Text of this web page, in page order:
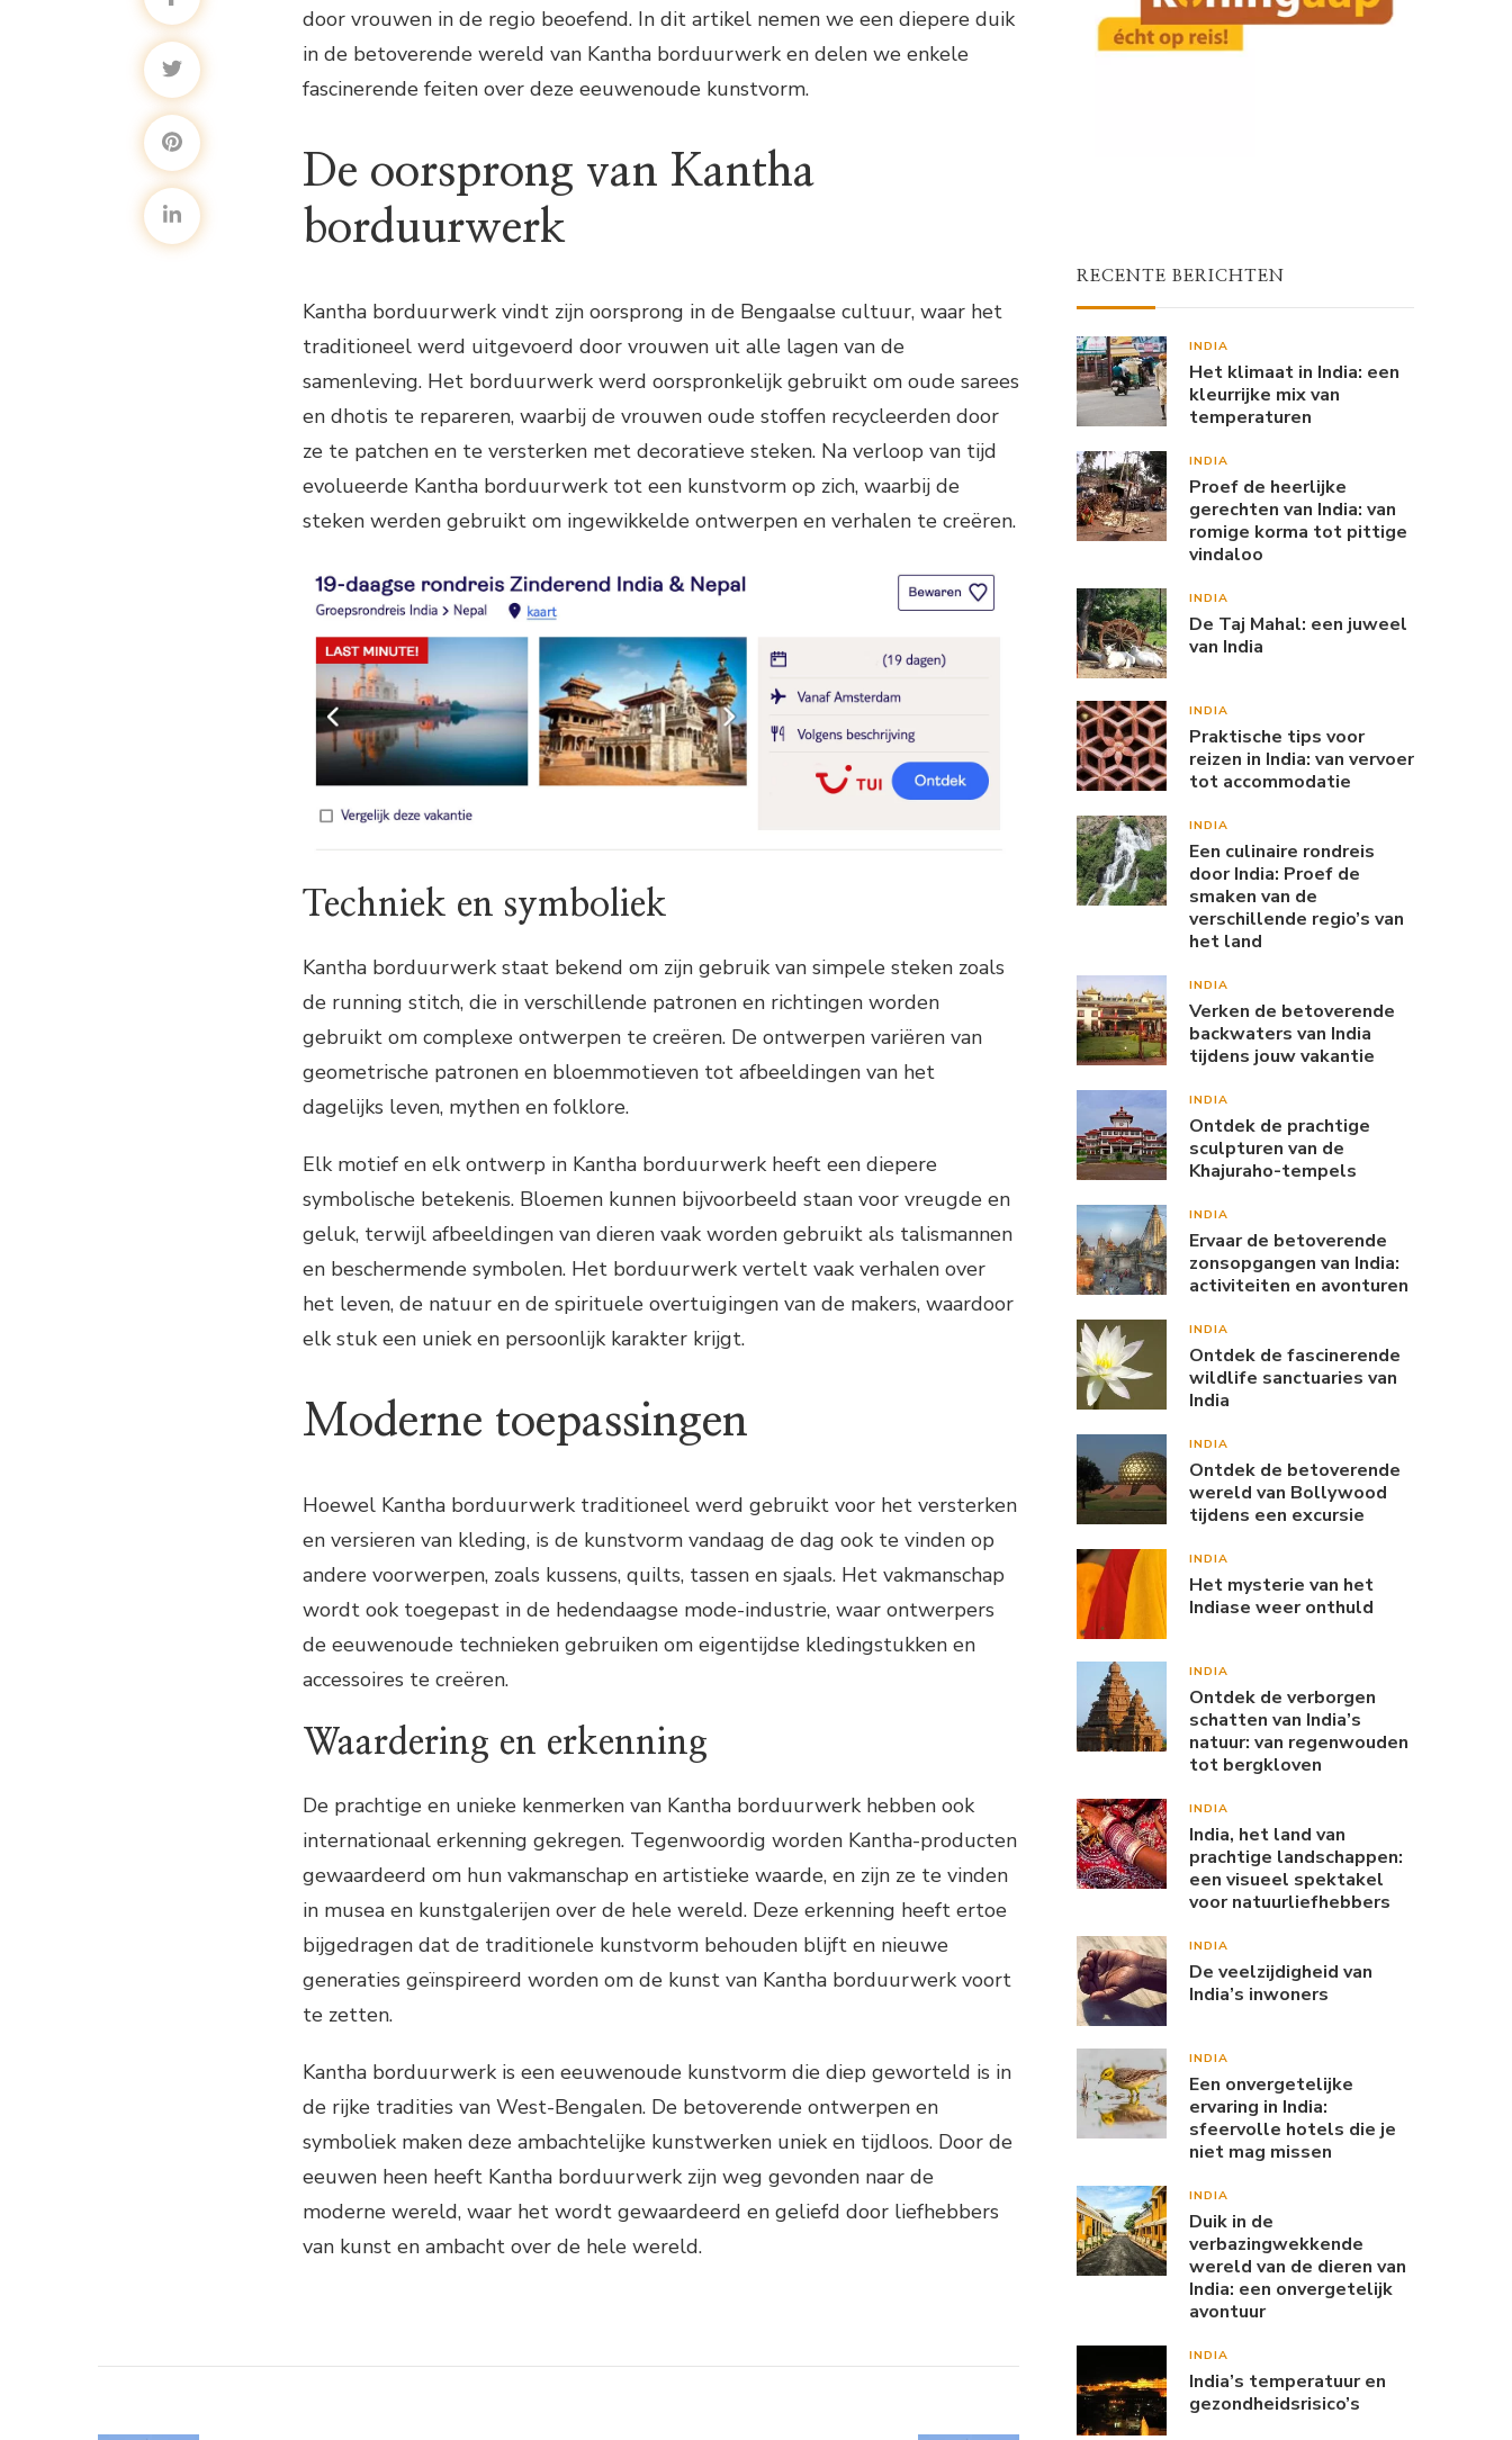
door vrouwen in de regio beoefend. In dit artikel nemen we een diepere duik
in de betoverende wereld van Kantha borduurwerk en delen we enkele
fascinerende feiten over deze eeuwenoude kunstvorm.
De oorsprong van Kantha
borduurwerk
Kantha borduurwerk vindt zijn oorsprong in de Bengaalse cultuur, waar het
traditioneel werd uitgevoerd door vrouwen uit alle lagen van de
samenleving. Het borduurwerk werd oorspronkelijk gebruikt om oude sarees
en dhotis te repareren, waarbij de vrouwen oude stoffen recycleerden door
ze te patchen en te versterken met decoratieve steken. Na verloop van tijd
evolueerde Kantha borduurwerk tot een kunstvorm op zich, waarbij de
steken werden gebruikt om ingewikkelde ontwerpen en verhalen te creëren.
Techniek en symboliek
Kantha borduurwerk staat bekend om zijn gebruik van simpele steken zoals
de running stitch, die in verschillende patronen en richtingen worden
gebruikt om complexe ontwerpen te creëren. De ontwerpen variëren van
geometrische patronen en bloemmotieven tot afbeeldingen van het
dagelijks leven, mythen en folklore.
Elk motief en elk ontwerp in Kantha borduurwerk heeft een diepere
symbolische betekenis. Bloemen kunnen bijvoorbeeld staan voor vreugde en
geluk, terwijl afbeeldingen van dieren vaak worden gebruikt als talismannen
en beschermende symbolen. Het borduurwerk vertelt vaak verhalen over
het leven, de natuur en de spirituele overtuigingen van de makers, waardoor
elk stuk een uniek en persoonlijk karakter krijgt.
Moderne toepassingen
Hoewel Kantha borduurwerk traditioneel werd gebruikt voor het versterken
en versieren van kleding, is de kunstvorm vandaag de dag ook te vinden op
andere voorwerpen, zoals kussens, quilts, tassen en sjaals. Het vakmanschap
wordt ook toegepast in de hedendaagse mode-industrie, waar ontwerpers
de eeuwenoude technieken gebruiken om eigentijdse kledingstukken en
accessoires te creëren.
Waardering en erkenning
De prachtige en unieke kenmerken van Kantha borduurwerk hebben ook
internationaal erkenning gekregen. Tegenwoordig worden Kantha-producten
gewaardeerd om hun vakmanschap en artistieke waarde, en zijn ze te vinden
in musea en kunstgalerijen over de hele wereld. Deze erkenning heeft ertoe
bijgedragen dat de traditionele kunstvorm behouden blijft en nieuwe
generaties geïnspireerd worden om de kunst van Kantha borduurwerk voort
te zetten.
Kantha borduurwerk is een eeuwenoude kunstvorm die diep geworteld is in
de rijke tradities van West-Bengalen. De betoverende ontwerpen en
symboliek maken deze ambachtelijke kunstwerken uniek en tijdloos. Door de
eeuwen heen heeft Kantha borduurwerk zijn weg gevonden naar de
moderne wereld, waar het wordt gewaardeerd en geliefd door liefhebbers
van kunst en ambacht over de hele wereld.
RECENTE BERICHTEN
INDIA
Het klimaat in India: een
kleurrijke mix van
temperaturen
INDIA
Proef de heerlijke
gerechten van India: van
romige korma tot pittige
vindaloo
INDIA
De Taj Mahal: een juweel
van India
INDIA
Praktische tips voor
reizen in India: van vervoer
tot accommodatie
INDIA
Een culinaire rondreis
door India: Proef de
smaken van de
verschillende regio’s van
het land
INDIA
Verken de betoverende
backwaters van India
tijdens jouw vakantie
INDIA
Ontdek de prachtige
sculpturen van de
Khajuraho-tempels
INDIA
Ervaar de betoverende
zonsopgangen van India:
activiteiten en avonturen
INDIA
Ontdek de fascinerende
wildlife sanctuaries van
India
INDIA
Ontdek de betoverende
wereld van Bollywood
tijdens een excursie
INDIA
Het mysterie van het
Indiase weer onthuld
INDIA
Ontdek de verborgen
schatten van India’s
natuur: van regenwouden
tot bergkloven
INDIA
India, het land van
prachtige landschappen:
een visueel spektakel
voor natuurliefhebbers
INDIA
De veelzijdigheid van
India’s inwoners
INDIA
Een onvergetelijke
ervaring in India:
sfeervolle hotels die je
niet mag missen
INDIA
Duik in de
verbazingwekkende
wereld van de dieren van
India: een onvergetelijk
avontuur
INDIA
India’s temperatuur en
gezondheidsrisico’s